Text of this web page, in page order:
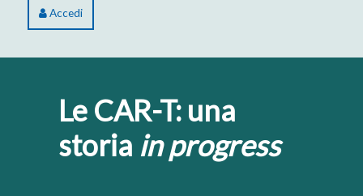
Accedi
Le CAR-T: una
storia in progress